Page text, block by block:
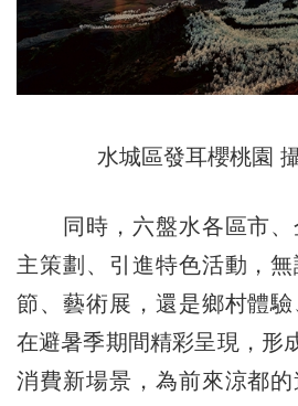
水城區發耳櫻桃園
同時，六盤水各區市、
主策劃、引進特色活動，
節、藝術展，還是鄉村體
在避暑季期間精彩呈現，形
消費新場景，為前來涼都